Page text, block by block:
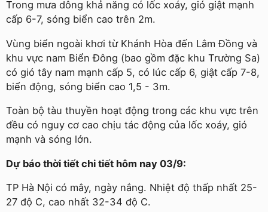
Trong mưa dông khả năng có lốc xoáy, gió giật mạnh
cấp 6-7, sóng biển cao trên 2m.
Vùng biển ngoài khơi từ Khánh Hòa đến Lâm Đồng và
khu vực nam Biển Đông (bao gồm đặc khu Trường Sa)
có gió tây nam mạnh cấp 5, có lúc cấp 6, giật cấp 7-8,
biển động, sóng biển cao 1,5 - 3m.
Toàn bộ tàu thuyền hoạt động trong các khu vực trên
đều có nguy cơ cao chịu tác động của lốc xoáy, gió
mạnh và sóng lớn.
Dự báo thời tiết chi tiết hôm nay 03/9:
TP Hà Nội có mây, ngày nắng. Nhiệt độ thấp nhất 25-
27 độ C, cao nhất 32-34 độ C.